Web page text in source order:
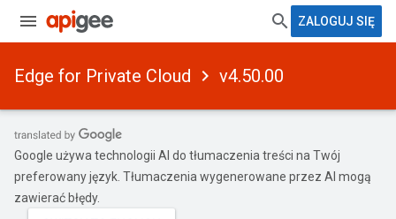
ZALOGUJ SIĘ
Edge for Private Cloud v4.50.00
Google używa technologii AI do tłumaczenia treści na Twój
preferowany język. Tłumaczenia wygenerowane przez AI mogą
zawierać błędy.